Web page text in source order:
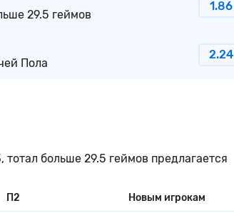
29.5 геймов
1.86
Пола
2.24
больше 29.5 геймов предлагается
П2 Новым игрокам